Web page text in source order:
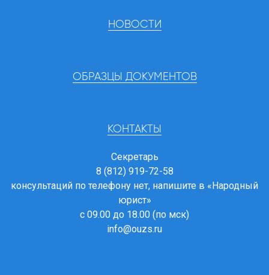
НОВОСТИ
ОБРАЗЦЫ ДОКУМЕНТОВ
КОНТАКТЫ
Секретарь
8 (812) 919-72-58
консультаций по телефону нет, напишите в «Народный
юрист»
с 09.00 до 18.00 (по мск)
info@ouzs.ru